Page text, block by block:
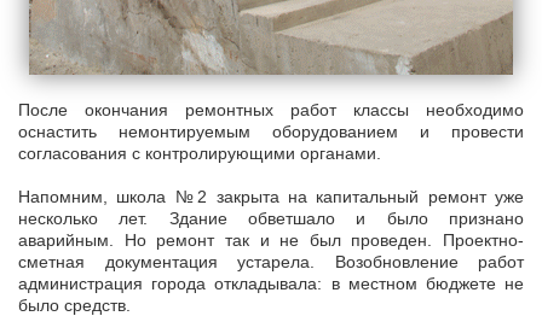
После окончания ремонтных работ классы необходимо
оснастить немонтируемым оборудованием и провести
согласования с контролирующими органами.
Напомним, школа №2 закрыта на капитальный ремонт уже
несколько лет. Здание обветшало и было признано
аварийным. Но ремонт так и не был проведен. Проектно-
сметная документация устарела. Возобновление работ
администрация города откладывала: в местном бюджете не
было средств.